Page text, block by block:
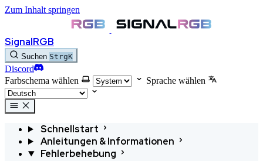
Zum Inhalt springen
SignalRGB
Suchen StrgK
Discord
Farbschema wählen
Sprache wählen
Schnellstart
Anleitungen & Informationen
Fehlerbehebung